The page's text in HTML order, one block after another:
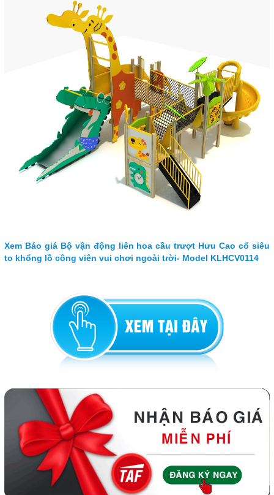
Xem Báo giá Bộ vận động liên hoa cầu trượt Hưu Cao cổ siêu
to khổng lồ công viên vui chơi ngoài trời- Model KLHCV0114